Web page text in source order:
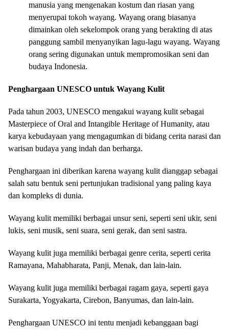
manusia yang mengenakan kostum dan riasan yang
menyerupai tokoh wayang. Wayang orang biasanya
dimainkan oleh sekelompok orang yang berakting di atas
panggung sambil menyanyikan lagu-lagu wayang. Wayang
orang sering digunakan untuk mempromosikan seni dan
budaya Indonesia.
Penghargaan UNESCO untuk Wayang Kulit
Pada tahun 2003, UNESCO mengakui wayang kulit sebagai
Masterpiece of Oral and Intangible Heritage of Humanity, atau
karya kebudayaan yang mengagumkan di bidang cerita narasi dan
warisan budaya yang indah dan berharga.
Penghargaan ini diberikan karena wayang kulit dianggap sebagai
salah satu bentuk seni pertunjukan tradisional yang paling kaya
dan kompleks di dunia.
Wayang kulit memiliki berbagai unsur seni, seperti seni ukir, seni
lukis, seni musik, seni suara, seni gerak, dan seni sastra.
Wayang kulit juga memiliki berbagai genre cerita, seperti cerita
Ramayana, Mahabharata, Panji, Menak, dan lain-lain.
Wayang kulit juga memiliki berbagai ragam gaya, seperti gaya
Surakarta, Yogyakarta, Cirebon, Banyumas, dan lain-lain.
Penghargaan UNESCO ini tentu menjadi kebanggaan bagi